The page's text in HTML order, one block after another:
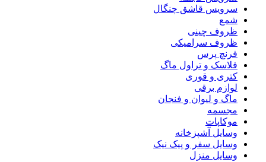
سرویس قاشق چنگال
شمع
ظروف چینی
ظروف سرامیکی
فرنچ پرس
فلاسک و تراول ماگ
کتری و قوری
لوازم برقی
ماگ و لیوان و فنجان
مجسمه
موکاپات
وسایل آشپزخانه
وسایل سفر و پیک نیک
وسایل منزل